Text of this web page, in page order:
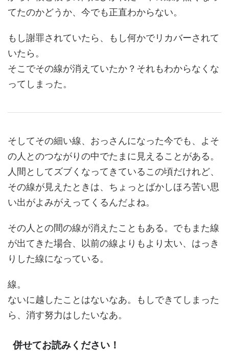
てたのかどうか、今でも正直わからない。
もし謝罪されていたら、もし何かでリカバーされて
いたら。
そこでその線が消えていたか？それもわからなくな
ってしまった。
そしてその細い線、おっさんになった今でも、よそ
の人とのつながりの中でたまに見えることがある。
人間としてズブくなってきているこの頃だけれど、
その線が見えたときは、ちょっとばかしほろ苦い思
い出がよみがえってくるんだよね。
その人との間の線が消えたこともある。でもまた線
が出てきた場合、以前の線よりもより太い、はっき
りした線になっている。
線。
ないに越したことはないなあ。もしできてしまった
ら、消す努力はしたいなあ。
併せてお読みください！